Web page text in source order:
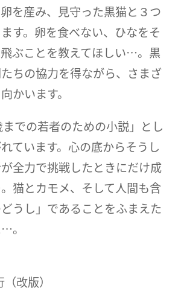
を産み、見守った黒猫と３つ
す。卵を食べない、ひなをそ
ぶことを教えてほしい…。黒
ちの協力を得ながら、さまざ
かいます。
までの若者のための小説」とし
ています。心の底からそうし
全力で挑戦したときにだけ成
猫とカモメ、そして人間も含
うし」であることをふまえた
。
改版）